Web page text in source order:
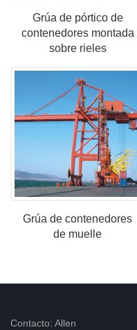
Grúa de pórtico de
contenedores montada
sobre rieles
Grúa de contenedores
de muelle
Contacto: Allen